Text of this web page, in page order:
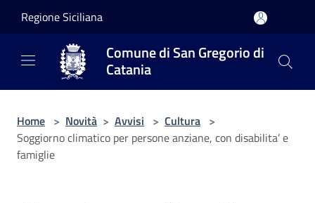
Regione Siciliana
Comune di San Gregorio di
Catania
Home > Novità > Avvisi > Cultura >
Soggiorno climatico per persone anziane, con disabilita’ e
famiglie